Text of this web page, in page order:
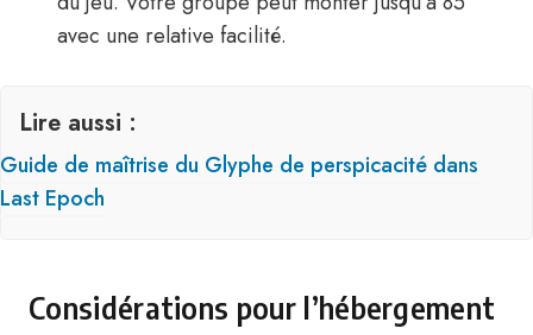
avec une relative facilité.
Lire aussi :
Guide de maîtrise du Glyphe de perspicacité dans
Last Epoch
Considérations pour l’hébergement